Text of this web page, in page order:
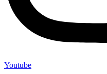
Youtube